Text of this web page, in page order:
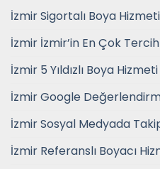
İzmir Sigortalı Boya Hizmeti
İzmir İzmir’in En Çok Tercih
İzmir 5 Yıldızlı Boya Hizmeti
İzmir Google
İzmir Sosyal Medyada
İzmir Referanslı Boyacı